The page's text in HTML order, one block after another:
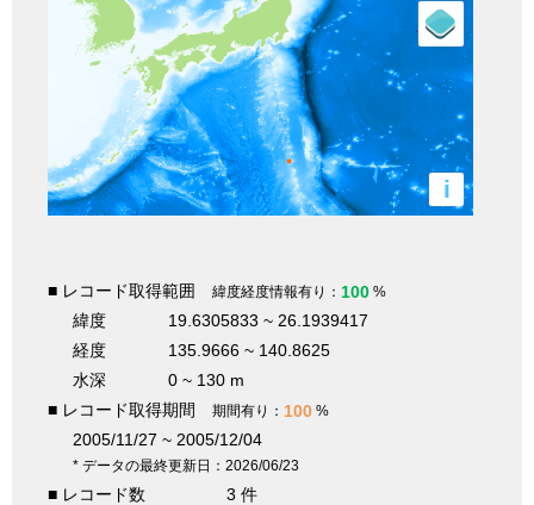
i
■ レコード取得範囲 緯度経度情報有り： 100 %
緯度
19.6305833 ~ 26.1939417
経度
135.9666 ~ 140.8625
水深
0 ~ 130 m
■ レコード取得期間
期間有り： 100 %
2005/11/27 ~ 2005/12/04
* データの最終更新日：2026/06/23
■ レコード数
3 件